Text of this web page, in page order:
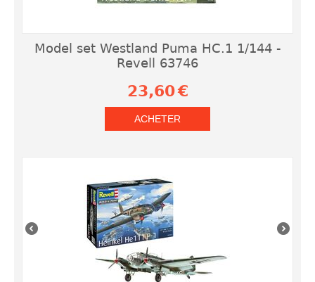
Model set Westland Puma HC.1 1/144 -
Revell 63746
23,60€
ACHETER